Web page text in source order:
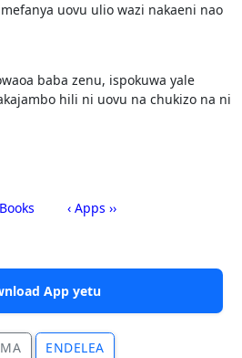
uovu ulio wazi nakaeni nao
baba zenu, ispokuwa yale
hili ni uovu na chukizo na ni
‹ Apps ››
App yetu
ENDELEA